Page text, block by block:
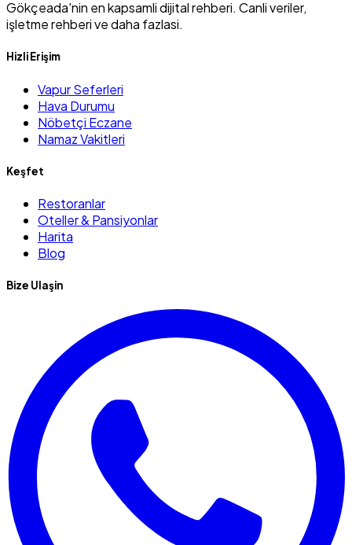
Gökçeada'nin en kapsamli dijital rehberi. Canli veriler,
işletme rehberi ve daha fazlasi.
Hizli Erişim
Vapur Seferleri
Hava Durumu
Nöbetçi Eczane
Namaz Vakitleri
Keşfet
Restoranlar
Oteller & Pansiyonlar
Harita
Blog
Bize Ulaşin